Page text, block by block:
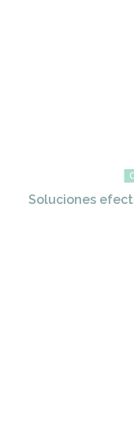
Soluciones